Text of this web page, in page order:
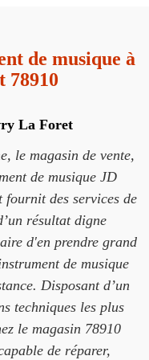
de musique à
78910
La Foret
le magasin de vente,
de musique JD
des services de
résultat digne
d'en prendre grand
de musique
Disposant d’un
techniques les plus
le magasin 78910
de réparer,